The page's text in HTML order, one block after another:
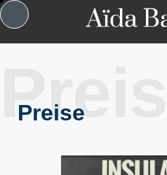
Preise
Preise